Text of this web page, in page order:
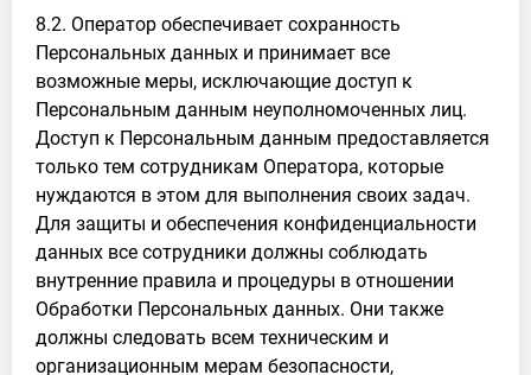
8.2. Оператор обеспечивает сохранность
Персональных данных и принимает все
возможные меры, исключающие доступ к
Персональным данным неуполномоченных лиц.
Доступ к Персональным данным предоставляется
только тем сотрудникам Оператора, которые
нуждаются в этом для выполнения своих задач.
Для защиты и обеспечения конфиденциальности
данных все сотрудники должны соблюдать
внутренние правила и процедуры в отношении
Обработки Персональных данных. Они также
должны следовать всем техническим и
организационным мерам безопасности,